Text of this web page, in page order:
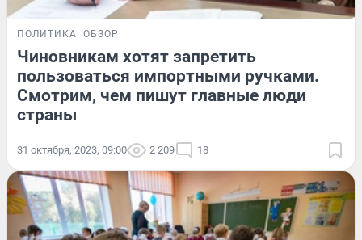
ПОЛИТИКА ОБЗОР
Чиновникам хотят запретить
пользоваться импортными ручками.
Смотрим, чем пишут главные люди
страны
31 октября, 2023, 09:00 2 209 18